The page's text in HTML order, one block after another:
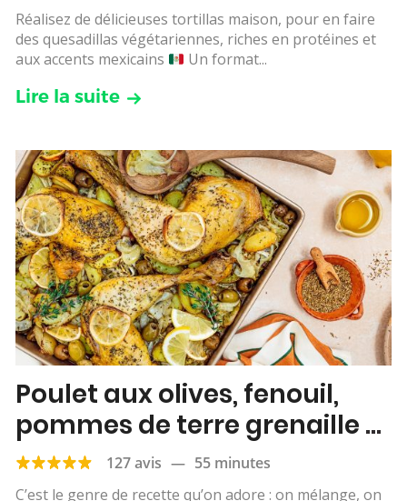
Réalisez de délicieuses tortillas maison, pour en faire
des quesadillas végétariennes, riches en protéines et
aux accents mexicains
Un format...
Lire la suite
Poulet aux olives, fenouil,
pommes de terre grenaille &
citron
127 avis — 55 minutes
C’est le genre de recette qu’on adore : on mélange, on